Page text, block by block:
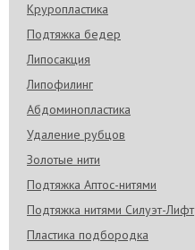
Круропластика
Подтяжка бедер
Липосакция
Липофилинг
Абдоминопластика
Удаление рубцов
Золотые нити
Подтяжка Аптос-нитями
Подтяжка нитями Силуэт-Лифт
Пластика подбородка